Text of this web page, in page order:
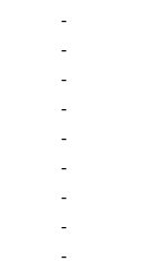
-
-
-
-
-
-
-
-
-